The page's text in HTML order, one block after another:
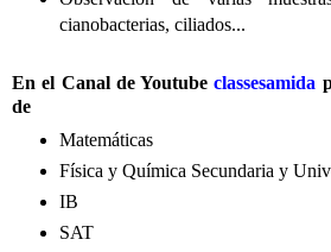
cianobacterias, ciliados...
En el Canal de Youtubeclassesamida
de
Matemáticas
Física y Química Secundaria y
IB
SAT